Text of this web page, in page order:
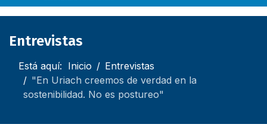
Entrevistas
Está aquí: Inicio
Entrevistas
"En Uriach creemos de verdad en la
sostenibilidad. No es postureo"